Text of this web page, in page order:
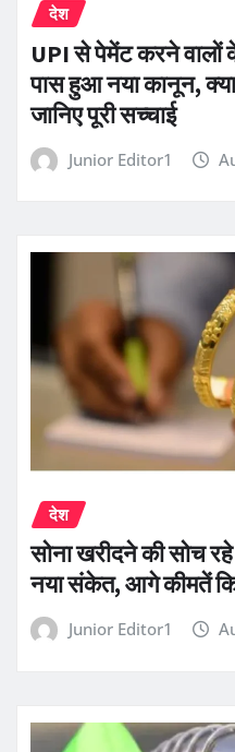
देश
UPI से पेमेंट करने
पास हुआ नया कानून, क्या
जानिए पूरी सच्चाई
Junior Editor1
देश
सोना खरीदने की सोच
नया संकेत, आगे कीमतें
Junior Editor1